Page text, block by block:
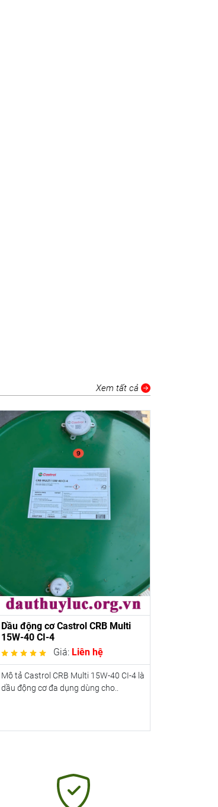
Xem tất cả
Dầu động cơ Castrol CRB Multi
15W-40 CI-4
Giá: Liên hệ
Mô tả Castrol CRB Multi 15W-40 CI-4 là
dầu động cơ đa dụng dùng cho..